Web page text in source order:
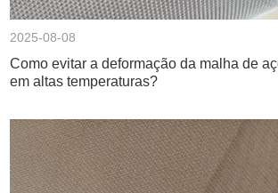
2025-08-08
Como evitar a deformação da malha de
em altas temperaturas?